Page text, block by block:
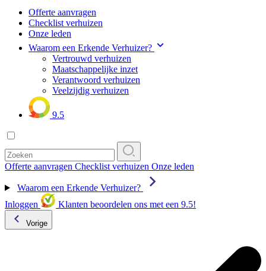
Offerte aanvragen
Checklist verhuizen
Onze leden
Waarom een Erkende Verhuizer?
Vertrouwd verhuizen
Maatschappelijke inzet
Verantwoord verhuizen
Veelzijdig verhuizen
9.5
Offerte aanvragen Checklist verhuizen Onze leden
Waarom een Erkende Verhuizer?
Inloggen
Klanten beoordelen ons met een 9.5!
Vorige